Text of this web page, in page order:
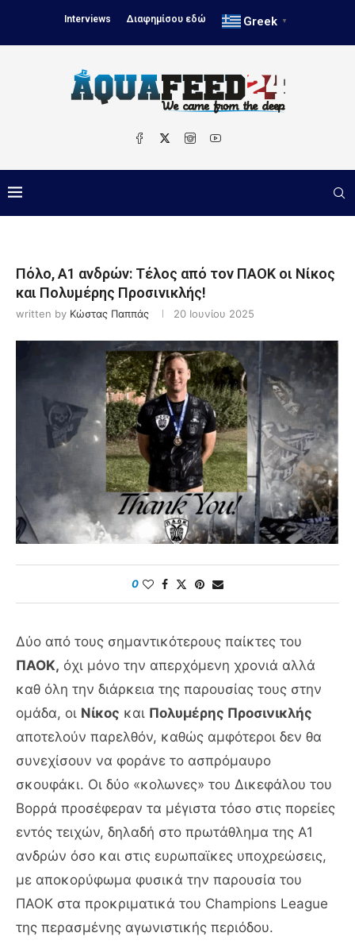
Interviews Διαφημίσου εδώ Greek ▼
Πόλο, Α1 ανδρών: Τέλος από τον ΠΑΟΚ οι Νίκος
και Πολυμέρης Προσινικλής!
written by Κώστας Παππάς 20 Ιουνίου 2025
0
Δύο από τους σημαντικότερους παίκτες του
ΠΑΟΚ, όχι μόνο την απερχόμενη χρονιά αλλά
καθ όλη την διάρκεια της παρουσίας τους στην
ομάδα, οι Νίκος και Πολυμέρης Προσινικλής
αποτελούν παρελθόν, καθώς αμφότεροι δεν θα
συνεχίσουν να φοράνε το ασπρόμαυρο
σκουφάκι. Οι δύο «κολωνες» του Δικεφάλου του
Βορρά προσέφεραν τα μέγιστα τόσο στις πορείες
εντός τειχών, δηλαδή στο πρωτάθλημα της Α1
ανδρών όσο και στις ευρωπαϊκες υποχρεώσεις,
με αποκορύφωμα φυσικά την παρουσία του
ΠΑΟΚ στα προκριματικά του Champions League
της περασμένης αγωνιστικής περιόδου.